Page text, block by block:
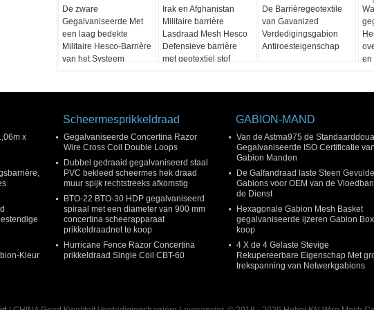
De zware
Gegalvaniseerde Met
een laag bedekte
Militaire Hesco-Barrière
van het Systeem
Verdedigingshesco van
Irak en Afghanistan
Militaire barrière
Lasdraad Mesh Hesco
Defensieve barrière
met geotextiel stof
De Barrièregeotextile
van Gavanized
Verdedigingsgabion
Antiroesteigenschap
en
x
Kleur
Scheermesprikkeldraad
Gegalvaniseerde Concertina Razor
Wire Cross Coil Double Loops
Dubbel gedraaid gegalvaniseerd staal
PVC bekleed scheermes hek draad
muur spijk rechtstreeks afkomstig
BTO-22 BTO-30 HDP gegalvaniseerd
spiraal met een diameter van 900 mm
concertina scheerapparaat
prikkeldraadnet te koop
Hurricane Fence Razor Concertina
prikkeldraad Single Coil CBT-60
GABION-MAND
Van de Astma975 de
Gegalvaniseerde ISO Certificatie van
Gabion Manden
De Galfandraad laste Steen Gevulde
Gabions voor OEM van de
de Dienst
Hexagonale Gabion Mesh Basket
gegalvaniseerde ijzeren Gabion
koop
4 X de 4 Gelaste Stevige
Rekupereerbare Eigenschap Met
trekspanning van Netwerkgabions